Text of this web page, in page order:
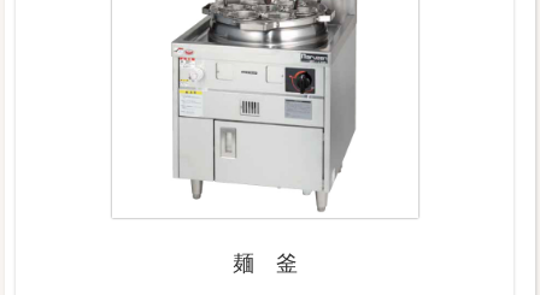
麺 釜